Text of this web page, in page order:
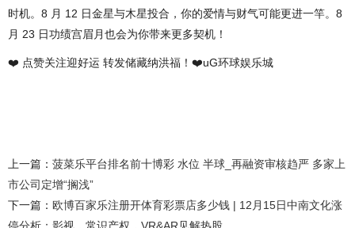
时机。8 月 12 日金星与木星投合，你的爱情与财气可能更进一竿。8
月 23 日功绩宫眉月也会为你带来更多契机！
❤️ 点赞关注迎好运 转发储藏纳洪福！❤️uG环球娱乐城
上一篇： 菠菜乐平台排名前十博彩 水位 半球_再融资审核趋严 多家上
市公司定增“搁浅”
下一篇： 欧博百家乐注册开体育彩票店多少钱 | 12月15日中南文化涨